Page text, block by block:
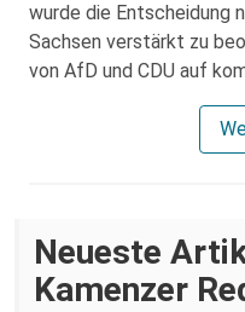
wurde die Entscheidung
Sachsen verstärkt zu
von AfD und CDU auf
Neueste
Kamenzer